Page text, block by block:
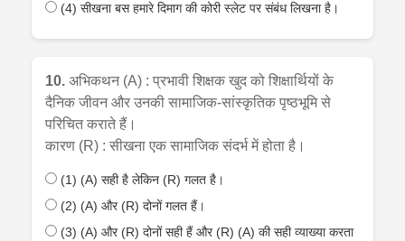
(4) सीखना बस हमारे दिमाग की कोरी स्लेट पर संबंध लिखना है।
10. अभिकथन (A) : प्रभावी शिक्षक खुद को शिक्षार्थियों के
दैनिक जीवन और उनकी सामाजिक-सांस्कृतिक पृष्ठभूमि से
परिचित कराते हैं।
कारण (R) : सीखना एक सामाजिक संदर्भ में होता है।
(1) (A) सही है लेकिन (R) गलत है।
(2) (A) और (R) दोनों गलत हैं।
(3) (A) और (R) दोनों सही हैं और (R) (A) की सही व्याख्या करता